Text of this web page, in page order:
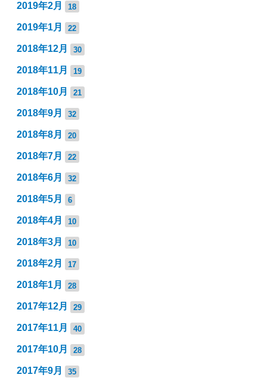
2019年2月 18
2019年1月 22
2018年12月 30
2018年11月 19
2018年10月 21
2018年9月 32
2018年8月 20
2018年7月 22
2018年6月 32
2018年5月 6
2018年4月 10
2018年3月 10
2018年2月 17
2018年1月 28
2017年12月 29
2017年11月 40
2017年10月 28
2017年9月 35